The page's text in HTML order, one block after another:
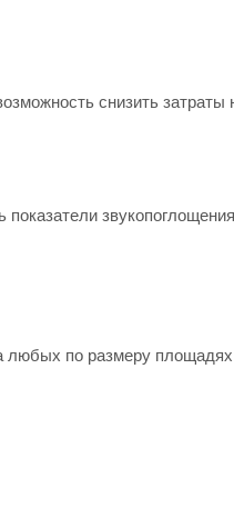
снизить затраты
показатели
по размеру